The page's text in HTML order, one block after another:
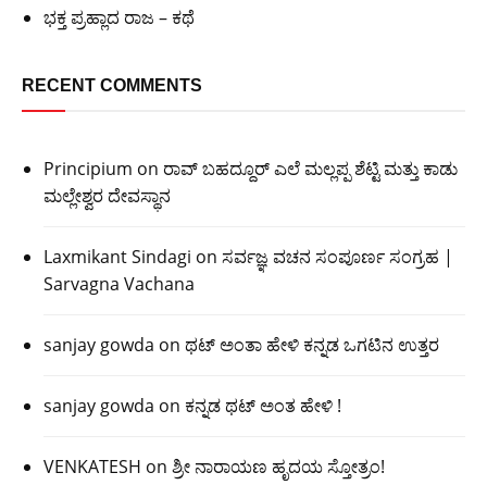
ಭಕ್ತ ಪ್ರಹ್ಲಾದ ರಾಜ – ಕಥೆ
RECENT COMMENTS
Principium on ರಾವ್ ಬಹದ್ದೂರ್ ಎಲೆ ಮಲ್ಲಪ್ಪ ಶೆಟ್ಟಿ ಮತ್ತು ಕಾಡು
ಮಲ್ಲೇಶ್ವರ ದೇವಸ್ಥಾನ
Laxmikant Sindagi on ಸರ್ವಜ್ಞ ವಚನ ಸಂಪೂರ್ಣ ಸಂಗ್ರಹ |
Sarvagna Vachana
sanjay gowda on ಥಟ್ ಅಂತಾ ಹೇಳಿ ಕನ್ನಡ ಒಗಟಿನ ಉತ್ತರ
sanjay gowda on ಕನ್ನಡ ಥಟ್ ಅಂತ ಹೇಳಿ !
VENKATESH on ಶ್ರೀ ನಾರಾಯಣ ಹೃದಯ ಸ್ತೋತ್ರಂ!